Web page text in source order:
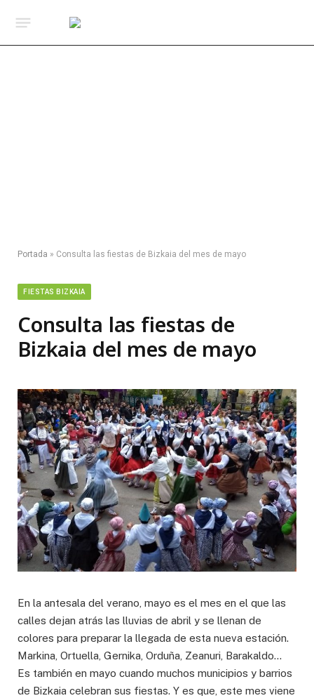
Portada » Consulta las fiestas de Bizkaia del mes de mayo
FIESTAS BIZKAIA
Consulta las fiestas de
Bizkaia del mes de mayo
En la antesala del verano, mayo es el mes en el que las
calles dejan atrás las lluvias de abril y se llenan de
colores para preparar la llegada de esta nueva estación.
Markina, Ortuella, Gernika, Orduña, Zeanuri, Barakaldo…
Es también en mayo cuando muchos municipios y barrios
de Bizkaia celebran sus fiestas. Y es que, este mes viene